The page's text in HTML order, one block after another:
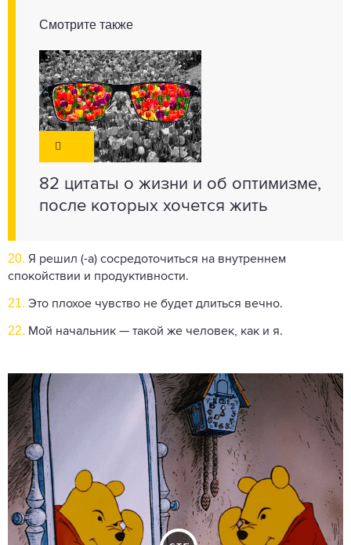
Смотрите также
82 цитаты о жизни и об оптимизме,
после которых хочется жить
20. Я решил (-а) сосредоточиться на внутреннем
спокойствии и продуктивности.
21. Это плохое чувство не будет длиться вечно.
22. Мой начальник — такой же человек, как и я.